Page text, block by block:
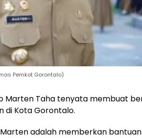
Pemkot Gorontalo)
Marten Taha tenyata membuat
di Kota Gorontalo.
adalah memberkan